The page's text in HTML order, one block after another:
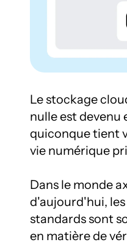
Le stockage
nulle est devenu
quiconque tient
vie numérique
Dans le monde
d'aujourd'hui,
standards sont
en matière de